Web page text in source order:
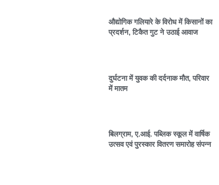
औद्योगिक गलियारे के विरोध में किसानों का
प्रदर्शन, टिकैत गुट ने उठाई आवाज
दुर्घटना में युवक की दर्दनाक मौत, परिवार
में मातम
बिलग्राम, ए.आई. पब्लिक स्कूल में वार्षिक
उत्सव एवं पुरस्कार वितरण समारोह संपन्न